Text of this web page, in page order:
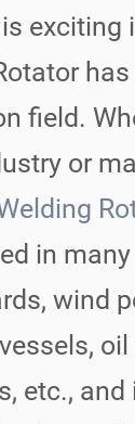
exciting
field.
or
in
wind
etc., and